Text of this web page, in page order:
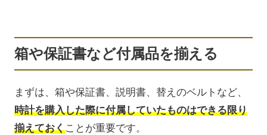
箱や保証書など付属品を揃える
まずは、箱や保証書、説明書、替えのベルトなど、
時計を購入した際に付属していたものはできる限り
揃えておくことが重要です。